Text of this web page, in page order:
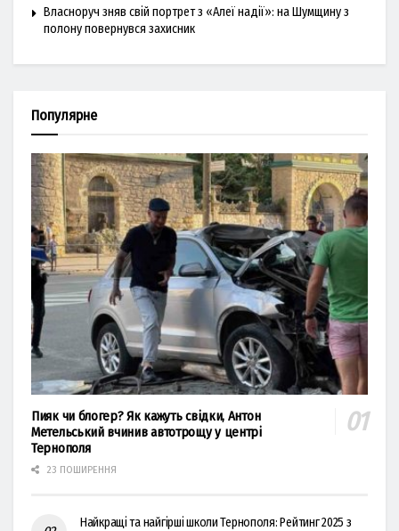
Власноруч зняв свій портрет з «Алеї надії»: на Шумщину з
полону повернувся захисник
Популярне
Пияк чи блогер? Як кажуть свідки, Антон
Метельський вчинив автотрощу у центрі
Тернополя
23 ПОШИРЕННЯ
Найкращі та найгірші школи Тернополя: Рейтинг 2025 з